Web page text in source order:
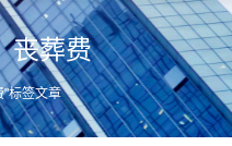
丧葬费
"标签文章